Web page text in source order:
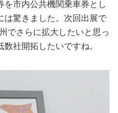
を市内公共機関乗車券とし
は驚きました。次回出展で
でさらに拡大したいと思っ
社開拓したいですね。